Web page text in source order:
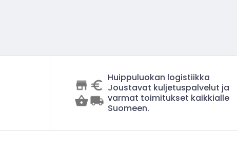
Huippuluokan logistiikka
Joustavat kuljetuspalvelut ja
varmat toimitukset kaikkialle
Suomeen.